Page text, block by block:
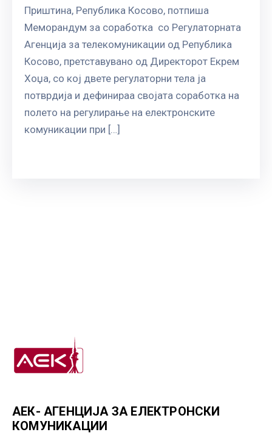
ГРИЖА
КОРИСНИЦИ
ЈАВНИ
Приштина, Република Косово, потпиша
Меморандум за соработка со Регулаторната
Агенција за телекомуникации од Република
Косово, претставувано од Директорот Екрем
Хоџа, со кој двете регулаторни тела ја
потврдија и дефинираа својата соработка на
полето на регулирање на електронските
комуникации при […]
АЕК- АГЕНЦИЈА ЗА ЕЛЕКТРОНСКИ
КОМУНИКАЦИИ